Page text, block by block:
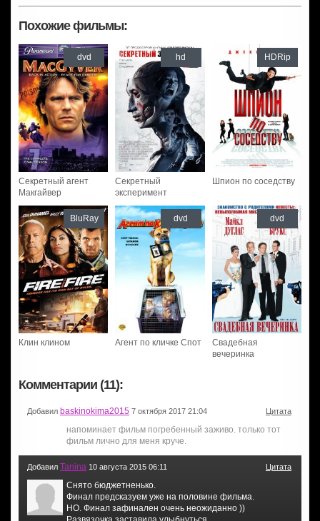
Похожие фильмы:
Секретный агент
Макгайвер
dvd
Секретный
эксперимент
hd
Шпион по соседству
HDRip
Клин клином
BluRay
Агент по кличке Спот
dvd
Свадебная
вечеринка
dvd
Комментарии (11):
Добавил baskinokima2015 7 октября 2017 21:04 Цитата
напоминает фильм погребенный заживо. только тот
фильм лично для меня круче.
Добавил Tanina 10 августа 2015 06:11 Цитата
Снято бюджетненько.
Финал предсказуем уже на половине фильма.
НО. Финал зафинален очень неожиданно ))